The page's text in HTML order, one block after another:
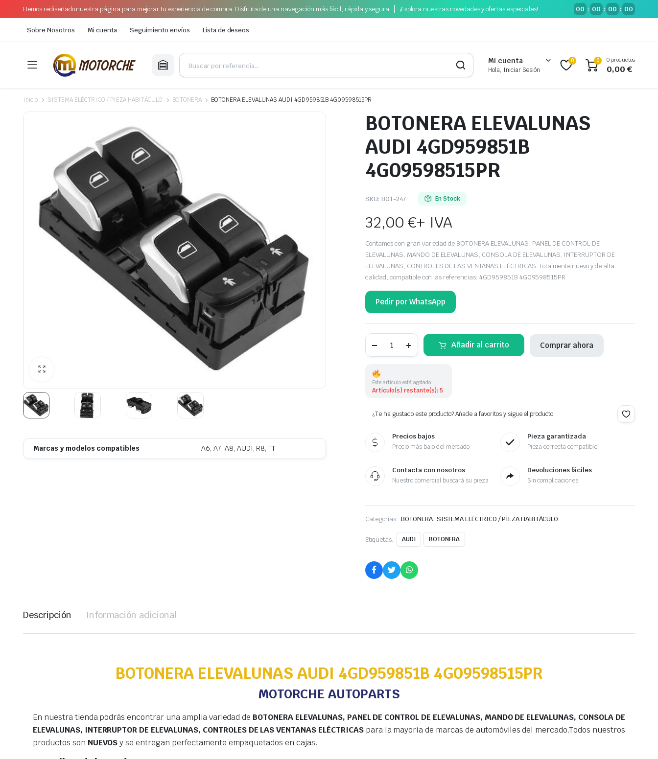
Hemos rediseñado nuestra página para mejorar tu experiencia de compra. Disfruta de una navegación más fácil, rápida y segura ¡Explora nuestras novedades y ofertas especiales! 00 : 00 : 00 : 00
Sobre Nosotros Mi cuenta Seguimiento envíos Lista de deseos
Mi cuenta
Hola, Iniciar Sesión
0 0 0 productos
0,00€
Inicio SISTEMA ELÉCTRICO / PIEZA HABITÁCULO BOTONERA BOTONERA ELEVALUNAS AUDI 4GD959851B 4G09598515PR
Marcas y modelos compatibles A6, A7, A8, AUDI, R8, TT
BOTONERA ELEVALUNAS
AUDI 4GD959851B
4G09598515PR
SKU: BOT-247 En Stock
32,00€+ IVA
Contamos con gran variedad de BOTONERA ELEVALUNAS, PANEL DE CONTROL DE
ELEVALUNAS, MANDO DE ELEVALUNAS, CONSOLA DE ELEVALUNAS, INTERRUPTOR DE
ELEVALUNAS, CONTROLES DE LAS VENTANAS ELÉCTRICAS. Totalmente nuevo y de alta
calidad, compatible con las referencias: 4GD959851B 4G09598515PR.
Pedir por WhatsApp
BOTONERA ELEVALUNAS
AUDI
4GD959851B
Añadir al carrito Comprar ahora
Este artículo está agotado.
Artículo(s) restante(s): 5
¿Te ha gustado este producto? Añade a favoritos y sigue el producto.
Precios bajos
Precio más bajo del mercado
Pieza garantizada
Pieza correcta compatible
Contacta con nosotros
Nuestro comercial buscará su pieza
Devoluciones fáciles
Sin complicaciones
Categorías: BOTONERA, SISTEMA ELÉCTRICO / PIEZA HABITÁCULO
Etiquetas: AUDI BOTONERA
Descripción Información adicional
BOTONERA ELEVALUNAS AUDI 4GD959851B 4G09598515PR
MOTORCHE AUTOPARTS
En nuestra tienda podrás encontrar una amplia variedad de BOTONERA ELEVALUNAS, PANEL DE CONTROL DE ELEVALUNAS, MANDO DE ELEVALUNAS, CONSOLA DE
ELEVALUNAS, INTERRUPTOR DE ELEVALUNAS, CONTROLES DE LAS VENTANAS ELÉCTRICASpara la mayoría de marcas de automóviles del mercado.Todos nuestros
productos son NUEVOSy se entregan perfectamente empaquetados en cajas.